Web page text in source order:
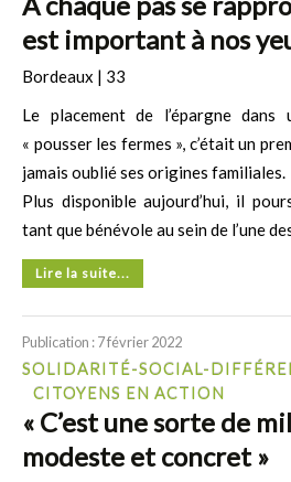
est important à nos
Bordeaux | 33
Le placement de l’épargne
« pousser les fermes », c’était un
jamais oublié ses origines familiales.
Plus disponible aujourd’hui, il
tant que bénévole au sein de l’une
Lire la suite...
Publication : 7 février 2022
SOLIDARITÉ-SOCIAL-
CITOYENS EN ACTION
« C’est une sorte de
modeste et concret »